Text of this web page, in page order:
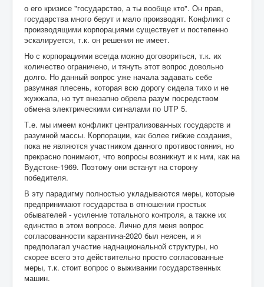
Вход
о его кризисе "государство, а ты вообще кто". Он прав,
государства много берут и мало производят. Конфликт с
производящими корпорациями существует и постепенно
эскалируется, т.к. он решения не имеет.
Но с корпорациями всегда можно договориться, т.к. их
количество ограничено, и тянуть этот вопрос довольно
долго. Но данный вопрос уже начала задавать себе
разумная плесень, которая всю дорогу сидела тихо и не
жужжала, но тут внезапно обрела разум посредством
обмена электрическими сигналами по UTP 5.
Т.е. мы имеем конфликт централизованных государств и
разумной массы. Корпорации, как более гибкие создания,
пока не являются участником данного противостояния, но
прекрасно понимают, что вопросы возникнут и к ним, как на
Вудстоке-1969. Поэтому они встанут на сторону
победителя.
В эту парадигму полностью укладываются меры, которые
предпринимают государства в отношении простых
обывателей - усиление тотального контроля, а также их
единство в этом вопросе. Лично для меня вопрос
согласованности карантина-2020 был неясен, и я
предполагал участие наднациональной структуры, но
скорее всего это действительно просто согласованные
меры, т.к. стоит вопрос о выживании государственных
машин.